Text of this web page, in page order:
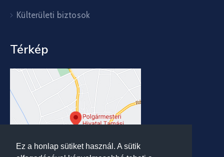
Ez a honlap sütiket használ. A sütik
Külterületi biztosok
Térkép